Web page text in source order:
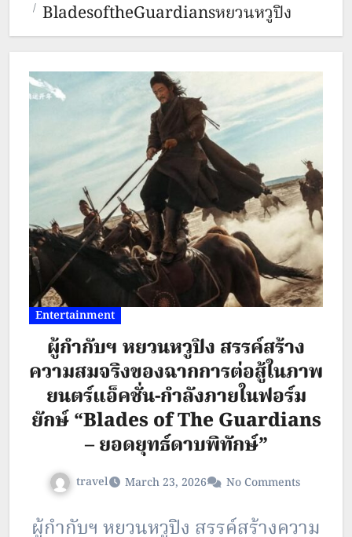
BladesoftheGuardiansหยวนหวูปิง
Entertainment
ผู้กำกับฯ หยวนหวูปิง สรรค์สร้าง
ความสมจริงของฉากการต่อสู้ในภาพ
ยนตร์แอ็คชั่น-กำลังภายในฟอร์ม
ยักษ์ “Blades of The Guardians
– ยอดยุทธ์ดาบพิทักษ์”
travel March 23, 2026 No Comments
ผู้กำกับฯ หยวนหวูปิง สรรค์สร้างความ